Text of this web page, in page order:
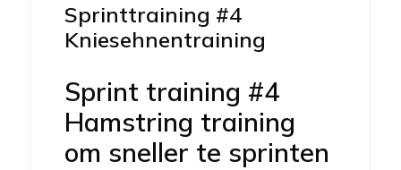
Sprinttraining #4
Kniesehnentraining
Sprint training #4
Hamstring training
om sneller te sprinten